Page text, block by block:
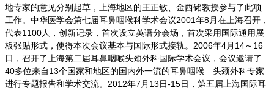
地专家的意见分别起草，上海地区的王正敏、金西铭教授参与了此项
工作。中华医学会第七届耳鼻咽喉科学术会议2001年8月在上海召开，
代表1100人，创新记录，首次设立英语分会场，首次采用国际通用展
板张贴形式，使得本次会议基本与国际形式接轨。2006年4月14～16
日，召开了上海第二届耳鼻咽喉头颈外科国际学术会议，会议邀请了
40多位来自13个国家和地区的国内外一流的耳鼻咽喉—头颈外科专家
进行专题报告和学术交流。2012年7月13日-15日，第五届上海国际耳